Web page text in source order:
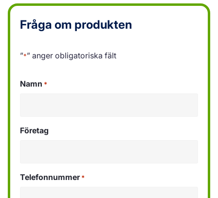
Fråga om produkten
”*” anger obligatoriska fält
Namn *
Företag
Telefonnummer *